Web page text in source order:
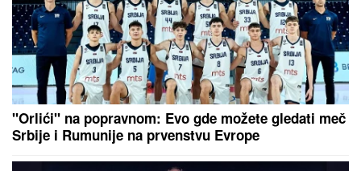
"Orlići" na popravnom: Evo gde možete gledati meč
Srbije i Rumunije na prvenstvu Evrope